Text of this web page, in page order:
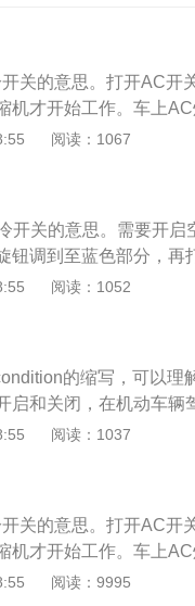
关的意思。打开AC开
机才开始工作。车上
现在的汽车空调分为手
传感器自动选择和打开
闭AC开关，保证车内
自己调节，一般车内是
这时车内的压缩机就
热没有任何帮助，反而
阅读：1067
开关的意思。需要开启
钮调到至蓝色部分，再
始工作，冷风在出风口
系，暖气是由汽车的散
量消耗，所以不需要按
出来的低温低压的气态
凝器。在冷凝器内，高
而液化，变成液体。液
发，变成气体。气体又
统内的循环，不断吸收
渐下降。在使用ac按钮
冷空气下沉热空气上升
阅读：1052
的缩写，可以理
启和关闭，在机动车辆
会处于工作状态，如果
车辆的温度方向调整到
10~15分钟左右，空调
辆打开空调时，需要将
，车内的空气属于密封
度时，可以将车辆的外
阅读：1037
关的意思。打开AC开
机才开始工作。车上
现在的汽车空调分为手
阅读：9995